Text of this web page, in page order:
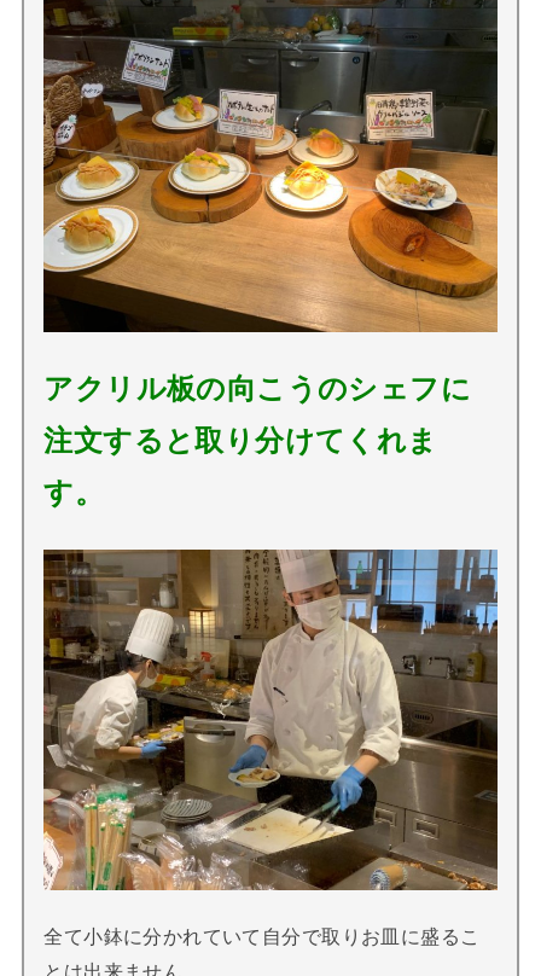
アクリル板の向こうのシェフに
注文すると取り分けてくれま
す。
全て小鉢に分かれていて自分で取りお皿に盛るこ
とは出来ません。